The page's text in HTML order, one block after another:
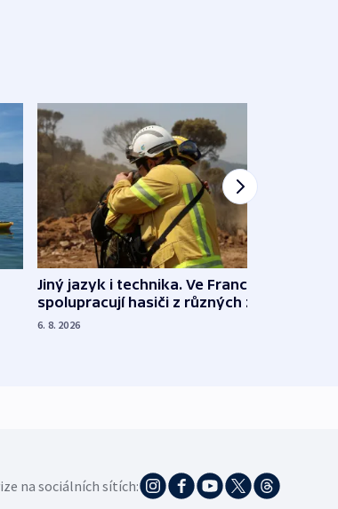
Jiný jazyk i technika. Ve Francii
spolupracují hasiči z různých zemí
6. 8. 2026
na sociálních sítích: